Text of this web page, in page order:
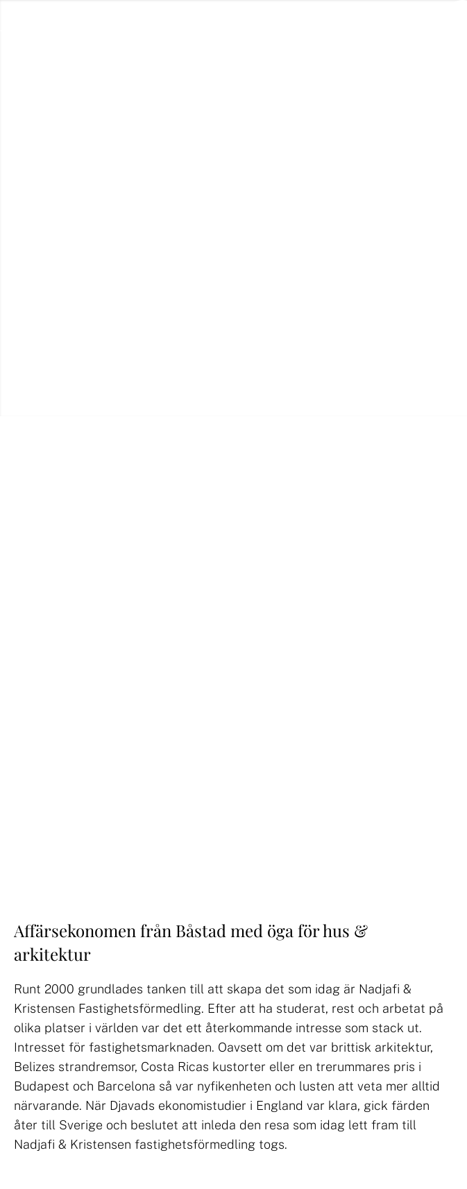
Affärsekonomen från Båstad med öga för hus &
arkitektur
Runt 2000 grundlades tanken till att skapa det som idag är Nadjafi &
Kristensen Fastighetsförmedling. Efter att ha studerat, rest och arbetat på
olika platser i världen var det ett återkommande intresse som stack ut.
Intresset för fastighetsmarknaden. Oavsett om det var brittisk arkitektur,
Belizes strandremsor, Costa Ricas kustorter eller en trerummares pris i
Budapest och Barcelona så var nyfikenheten och lusten att veta mer alltid
närvarande. När Djavads ekonomistudier i England var klara, gick färden
åter till Sverige och beslutet att inleda den resa som idag lett fram till
Nadjafi & Kristensen fastighetsförmedling togs.